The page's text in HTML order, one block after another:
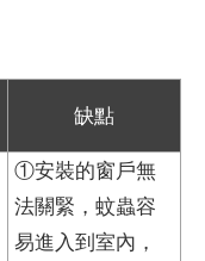
缺點
①安裝的窗戶無
法關緊，蚊蟲容
易進入到室內，